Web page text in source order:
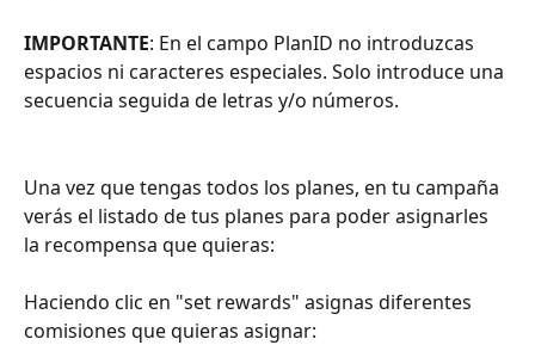
IMPORTANTE: En el campo PlanID no introduzcas
espacios ni caracteres especiales. Solo introduce una
secuencia seguida de letras y/o números.
Una vez que tengas todos los planes, en tu campaña
verás el listado de tus planes para poder asignarles
la recompensa que quieras:
Haciendo clic en "set rewards" asignas diferentes
comisiones que quieras asignar: